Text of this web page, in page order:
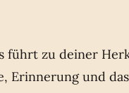
führt zu deiner
Erinnerung und